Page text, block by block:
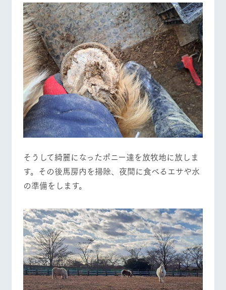
そうして綺麗になったポニー達を放牧地に放しま
す。その後馬房内を掃除、夜間に食べるエサや水
の準備をします。